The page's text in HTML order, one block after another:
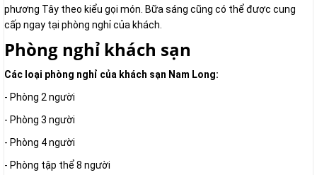
phương Tây theo kiểu gọi món. Bữa sáng cũng có thể được cung
cấp ngay tại phòng nghỉ của khách.
Phòng nghỉ khách sạn
Các loại phòng nghỉ của khách sạn Nam Long:
- Phòng 2 người
- Phòng 3 người
- Phòng 4 người
- Phòng tập thể 8 người